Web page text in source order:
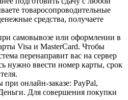
товаросопроводительные
средства, получаете
самовывозе или оформлении в
Visa и MasterCard. Чтобы
перенаправит вас на сервер
нужно ввести номер карты, срок
онлайн-заказе: PayPal,
Для совершения покупки